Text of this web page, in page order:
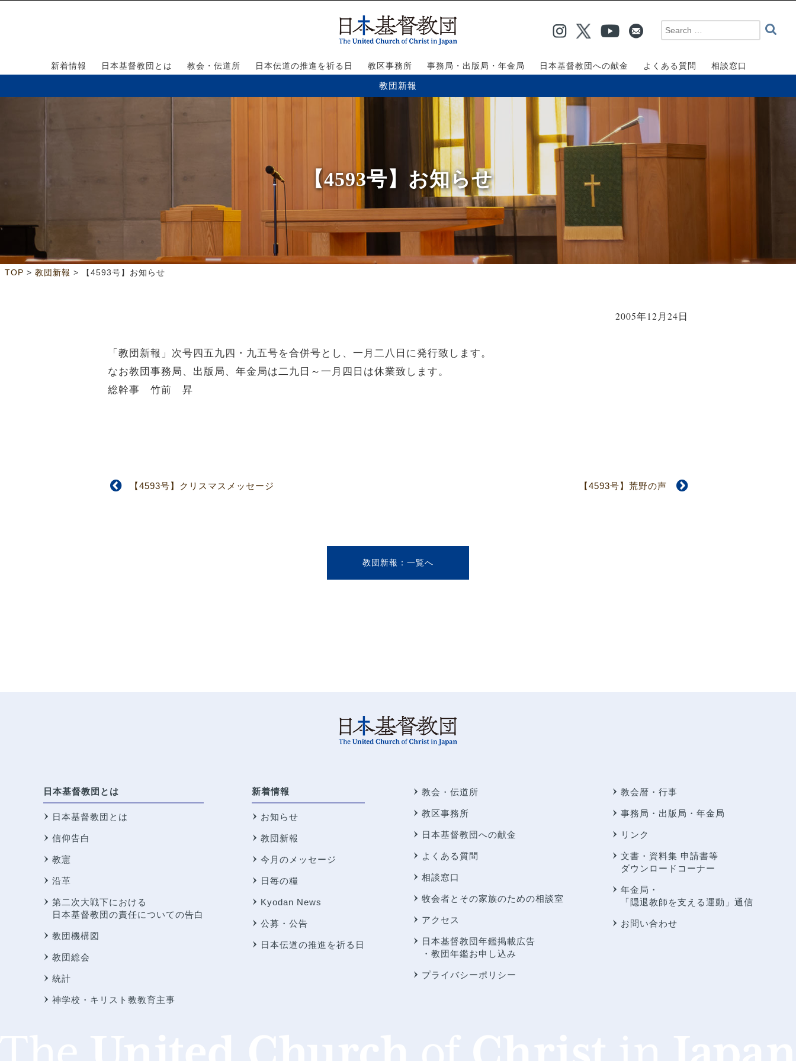
新着情報 日本基督教団とは 教会・伝道所 日本伝道の推進を祈る日 教区事務所 事務局・出版局・年金局 日本基督教団への献金 よくある質問 相談窓口
教団新報
【4593号】お知らせ
TOP > 教団新報 > 【4593号】お知らせ
2005年12月24日
「教団新報」次号四五九四・九五号を合併号とし、一月二八日に発行致します。
なお教団事務局、出版局、年金局は二九日～一月四日は休業致します。
総幹事 竹前 昇
【4593号】クリスマスメッセージ 【4593号】荒野の声
教団新報
日本基督教団とは
日本基督教団とは
信仰告白
教憲
沿革
第二次大戦下における
日本基督教団の責任についての告白
教団機構図
教団総会
統計
神学校・キリスト教教育主事
新着情報
お知らせ
教団新報
今月のメッセージ
日毎の糧
Kyodan News
公募・公告
日本伝道の推進を祈る日
教会・伝道所
教区事務所
日本基督教団への献金
よくある質問
相談窓口
牧会者とその家族のための相談室
アクセス
日本基督教団年鑑掲載広告
・教団年鑑お申し込み
プライバシーポリシー
教会暦・行事
事務局・出版局・年金局
リンク
文書・資料集 申請書等
ダウンロードコーナー
年金局・
「隠退教師を支える運動」通信
お問い合わせ